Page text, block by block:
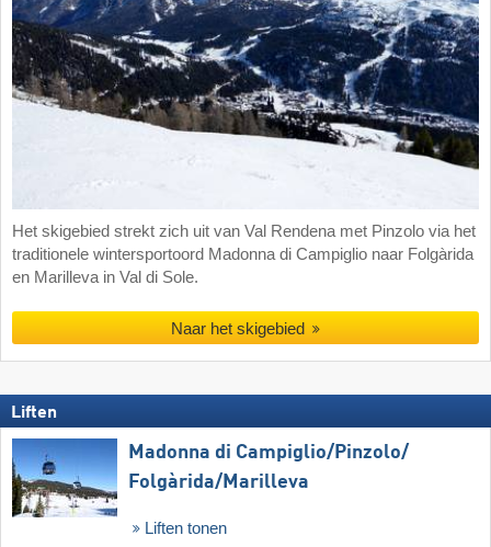
Het skigebied strekt zich uit van Val Rendena met Pinzolo via het
traditionele wintersportoord Madonna di Campiglio naar Folgàrida
en Marilleva in Val di Sole.
Naar het skigebied
Liften
Madonna di Campiglio/​Pinzolo/​
Folgàrida/​Marilleva
Liften tonen